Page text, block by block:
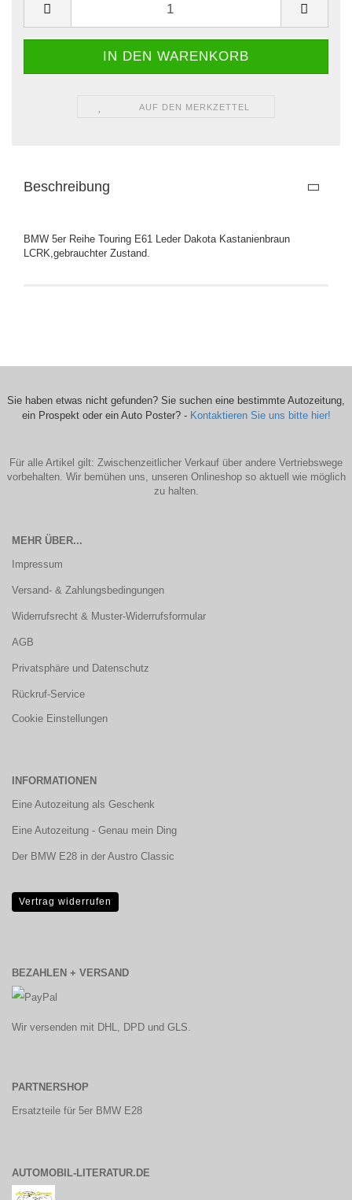
AUF DEN MERKZETTEL
Beschreibung
BMW 5er Reihe Touring E61 Leder Dakota Kastanienbraun
LCRK,gebrauchter Zustand.
Sie haben etwas nicht gefunden? Sie suchen eine bestimmte Autozeitung,
ein Prospekt oder ein Auto Poster? - Kontaktieren Sie uns bitte hier!
Für alle Artikel gilt: Zwischenzeitlicher Verkauf über andere Vertriebswege
vorbehalten. Wir bemühen uns, unseren Onlineshop so aktuell wie möglich
zu halten.
MEHR ÜBER...
Impressum
Versand- & Zahlungsbedingungen
Widerrufsrecht & Muster-Widerrufsformular
AGB
Privatsphäre und Datenschutz
Rückruf-Service
Cookie Einstellungen
INFORMATIONEN
Eine Autozeitung als Geschenk
Eine Autozeitung - Genau mein Ding
Der BMW E28 in der Austro Classic
Vertrag widerrufen
BEZAHLEN + VERSAND
Wir versenden mit DHL, DPD und GLS.
PARTNERSHOP
Ersatzteile für 5er BMW E28
AUTOMOBIL-LITERATUR.DE